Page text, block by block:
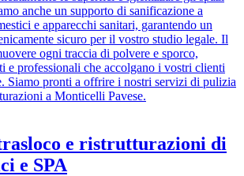
anche un supporto di sanificazione a
e apparecchi sanitari, garantendo un
sicuro per il vostro studio legale. Il
ogni traccia di polvere e sporco,
e professionali che accolgano i vostri clienti
Siamo pronti a offrire i nostri servizi di pulizia
a Monticelli Pavese.
e ristrutturazioni di
e SPA